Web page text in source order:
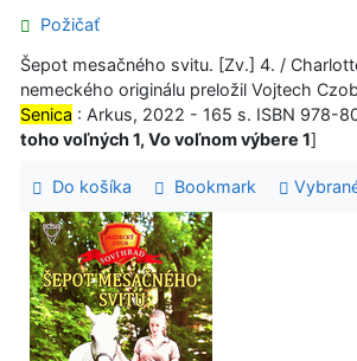
Požičať
Šepot mesačného svitu. [Zv.] 4. /
nemeckého originálu preložil Vojtech
Senica : Arkus, 2022 - 165 s. ISBN 978-
toho voľných 1, Vo voľnom výbere 1]
Do košíka Bookmark